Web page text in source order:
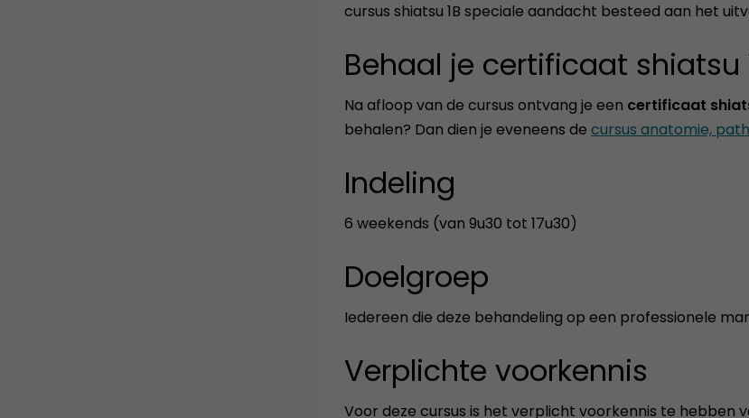
cursus shiatsu 1B speciale aandacht besteed aan het
Behaal je certificaat shiatsu
Na afloop van de cursus ontvang je een certificaat
behalen? Dan dien je eveneens de cursus anatomie,
Indeling
6 weekends (van 9u30 tot 17u30)
Doelgroep
Iedereen die deze behandeling op een professionele
Verplichte voorkennis
Voor deze cursus is het verplicht voorkennis te hebben